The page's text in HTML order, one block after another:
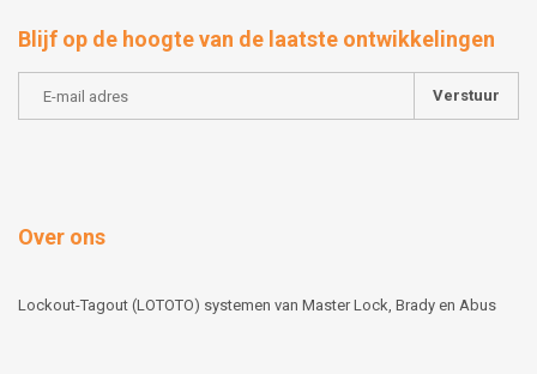
Blijf op de hoogte van de laatste ontwikkelingen
Verstuur
Over ons
Lockout-Tagout (LOTOTO) systemen van Master Lock, Brady en Abus